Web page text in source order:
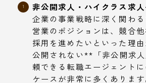
非公開求人・ハイクラス求
企業の事業戦略に深く関わ
営業のポジションは、競合
採用を進めたいといった理
公開されない**「非公開求
頼できる転職エージェント
ケースが非常に多くありま